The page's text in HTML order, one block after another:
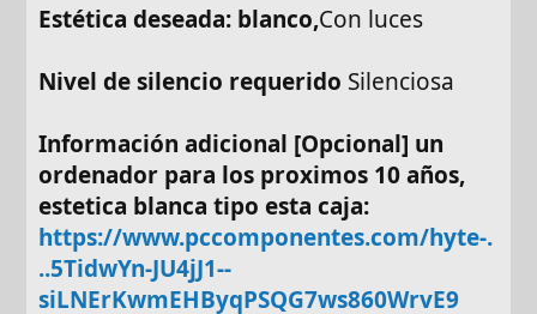
Estética deseada: blanco,Con luces
Nivel de silencio requerido Silenciosa
Información adicional [Opcional] un
ordenador para los proximos 10 años,
estetica blanca tipo esta caja:
https://www.pccomponentes.com/hyte-.
..5TidwYn-JU4jJ1--
siLNErKwmEHByqPSQG7ws860WrvE9